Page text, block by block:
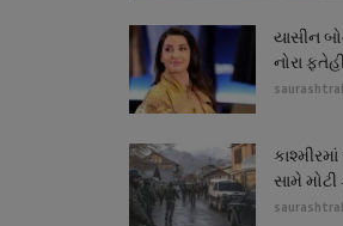
યાસીન
નોરા
સામે મોટી